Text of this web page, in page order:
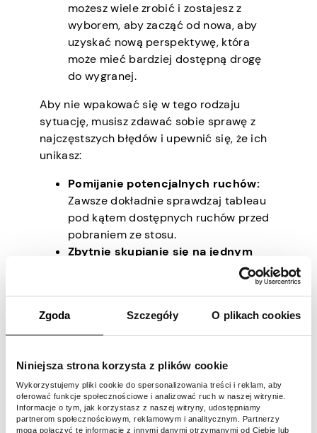
Zgoda Szczegóły O plikach cookies
Niniejsza strona korzysta z plików cookie
Wykorzystujemy pliki cookie do spersonalizowania treści i reklam, aby
oferować funkcje społecznościowe i analizować ruch w naszej witrynie.
Informacje o tym, jak korzystasz z naszej witryny, udostępniamy
partnerom społecznościowym, reklamowym i analitycznym. Partnerzy
mogą połączyć te informacje z innymi danymi otrzymanymi od Ciebie lub
możesz wiele zrobić i zostajesz z
wyborem, aby zacząć od nowa, aby
uzyskać nową perspektywę, która
może mieć bardziej dostępną drogę
do wygranej.
Aby nie wpakować się w tego rodzaju
sytuację, musisz zdawać sobie sprawę z
najczęstszych błędów i upewnić się, że ich
unikasz:
Pomijanie potencjalnych ruchów:
Zawsze dokładnie sprawdzaj tableau
pod kątem dostępnych ruchów przed
pobraniem ze stosu.
Zbytnie skupianie się na jednym
Skoncentruj swoją uwagę na
wydawać wielozadaniowością, ale taka
jest ta gra, nie możesz jej rozwiązać,
raz.
Ignorowanie fundamentów:
Regularnie przenoś karty na stosy
fundamentów, aby zwolnić miejsce w